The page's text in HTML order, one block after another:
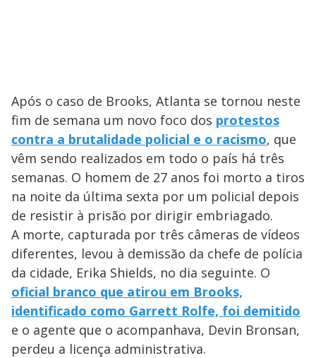
Após o caso de Brooks, Atlanta se tornou neste
fim de semana um novo foco dos protestos
contra a brutalidade policial e o racismo, que
vêm sendo realizados em todo o país há três
semanas. O homem de 27 anos foi morto a tiros
na noite da última sexta por um policial depois
de resistir à prisão por dirigir embriagado.
A morte, capturada por três câmeras de vídeos
diferentes, levou à demissão da chefe de polícia
da cidade, Erika Shields, no dia seguinte. O
oficial branco que atirou em Brooks,
identificado como Garrett Rolfe, foi demitido
e o agente que o acompanhava, Devin Bronsan,
perdeu a licença administrativa.